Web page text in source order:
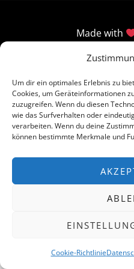
Um dir ein optimales Erlebnis zu
Cookies, um Geräteinformationen
zuzugreifen. Wenn du diesen
wie das Surfverhalten oder
verarbeiten. Wenn du deine
können bestimmte Merkmale und
Cookie-Richtlinie
Made with